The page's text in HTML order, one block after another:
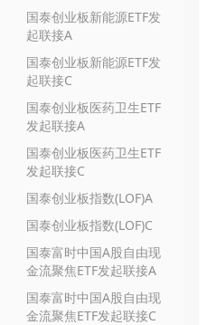
国泰创业板新能源ETF发
起联接A
国泰创业板新能源ETF发
起联接C
国泰创业板医药卫生ETF
发起联接A
国泰创业板医药卫生ETF
发起联接C
国泰创业板指数(LOF)A
国泰创业板指数(LOF)C
国泰富时中国A股自由现
金流聚焦ETF发起联接A
国泰富时中国A股自由现
金流聚焦ETF发起联接C